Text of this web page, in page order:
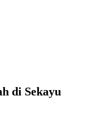
di Sekayu